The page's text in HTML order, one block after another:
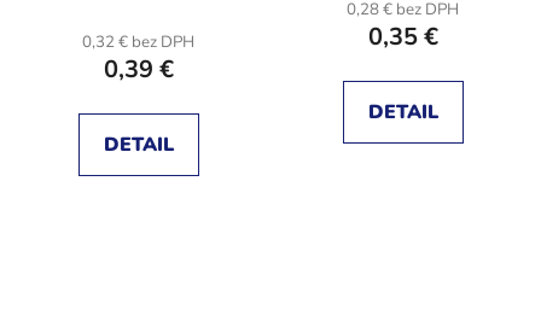
0,32 € bez DPH
0,39 €
DETAIL
0,28 € bez DPH
0,35 €
DETAIL